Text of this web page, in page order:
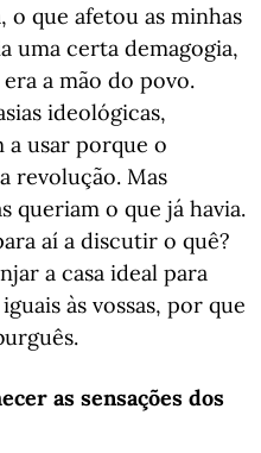
o que afetou as minhas
uma certa demagogia,
a mão do povo.
ideológicas,
a usar porque o
revolução. Mas
queriam o que já havia.
aí a discutir o quê?
a casa ideal para
às vossas, por que
as sensações dos